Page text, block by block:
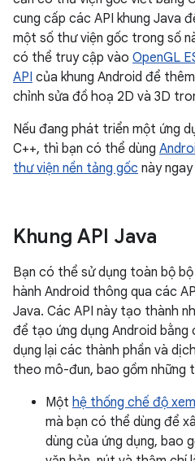
cung cấp các API khung Java
một số thư viện gốc trong số
có thể truy cập vào OpenGL
API của khung Android để
chỉnh sửa đồ hoạ 2D và 3D
Nếu đang phát triển một ứng
C++, thì bạn có thể dùng
thư viện nền tảng gốc này
Khung API Java
Bạn có thể sử dụng toàn bộ
hành Android thông qua các
Java. Các API này tạo thành
để tạo ứng dụng Android bằng
dụng lại các thành phần và
theo mô-đun, bao gồm những
Một hệ thống chế độ xem
mà bạn có thể dùng để
dùng của ứng dụng, bao